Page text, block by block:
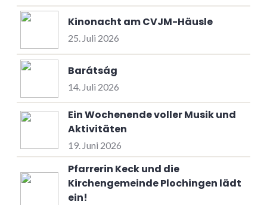
Kinonacht am CVJM-Häusle
25. Juli 2026
Barátság
14. Juli 2026
Ein Wochenende voller Musik und
Aktivitäten
19. Juni 2026
Pfarrerin Keck und die
Kirchengemeinde Plochingen lädt
ein!